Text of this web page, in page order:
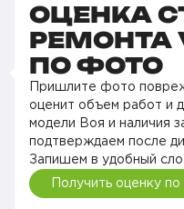
ОЦЕНКА
РЕМОНТА
ПО ФОТО
Пришлите фото
оценит объем работ и
модели Воя и наличия
подтверждаем после
Запишем в удобный
Получить оценку